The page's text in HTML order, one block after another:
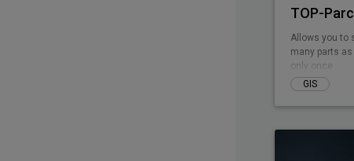
TOP-
Allows you to
many parts
only once
GIS